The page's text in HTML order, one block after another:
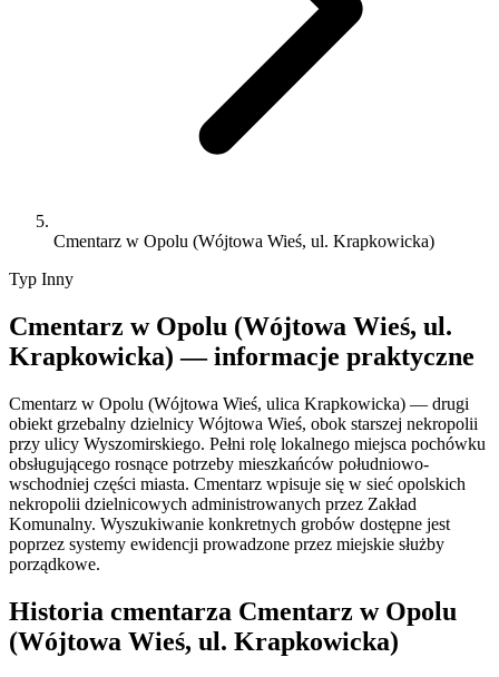
Cmentarz w Opolu (Wójtowa Wieś, ul. Krapkowicka)
Typ Inny
Cmentarz w Opolu (Wójtowa Wieś, ul.
Krapkowicka) — informacje praktyczne
Cmentarz w Opolu (Wójtowa Wieś, ulica Krapkowicka) — drugi
obiekt grzebalny dzielnicy Wójtowa Wieś, obok starszej nekropolii
przy ulicy Wyszomirskiego. Pełni rolę lokalnego miejsca pochówku
obsługującego rosnące potrzeby mieszkańców południowo-
wschodniej części miasta. Cmentarz wpisuje się w sieć opolskich
nekropolii dzielnicowych administrowanych przez Zakład
Komunalny. Wyszukiwanie konkretnych grobów dostępne jest
poprzez systemy ewidencji prowadzone przez miejskie służby
porządkowe.
Historia cmentarza Cmentarz w Opolu
(Wójtowa Wieś, ul. Krapkowicka)